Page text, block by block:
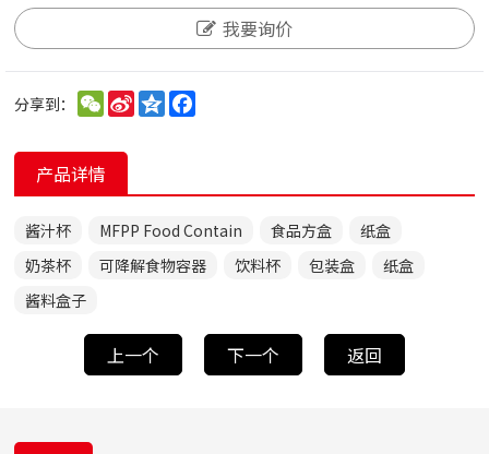
我要询价
分享到： WeChat
Sina
Weibo
Qzone
产品详情
酱汁杯 MFPP Food Contain 食品方盒
纸盒
奶茶杯
可降解食物容器 饮料杯 包装盒
纸盒
酱料盒子
上一个 下一个 返回